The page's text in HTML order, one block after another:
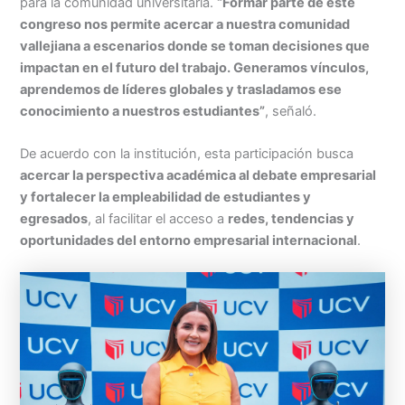
congreso nos permite acercar a nuestra comunidad
vallejiana a escenarios donde se toman decisiones que
impactan en el futuro del trabajo. Generamos vínculos,
aprendemos de líderes globales y trasladamos ese
conocimiento a nuestros estudiantes”, señaló.
De acuerdo con la institución, esta participación busca
acercar la perspectiva académica al debate empresarial
y fortalecer la empleabilidad de estudiantes y
egresados, al facilitar el acceso a redes, tendencias y
oportunidades del entorno empresarial internacional.